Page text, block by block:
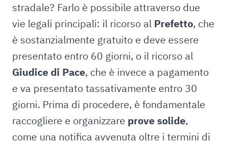
stradale? Farlo è possibile attraverso due
vie legali principali: il ricorso al Prefetto, che
è sostanzialmente gratuito e deve essere
presentato entro 60 giorni, o il ricorso al
Giudice di Pace, che è invece a pagamento
e va presentato tassativamente entro 30
giorni. Prima di procedere, è fondamentale
raccogliere e organizzare prove solide,
come una notifica avvenuta oltre i termini di